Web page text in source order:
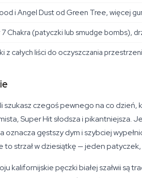
i Angel Dust od Green Tree, więcej
Chakra (patyczki lub smudge bombs),
z całych liści do oczyszczania
czegoś pewnego na co
Super Hit słodsza i pikantniejsza.
gęstszy dym i szybciej
to strzał w dziesiątkę — jeden
kalifornijskie pęczki białej szałwii są